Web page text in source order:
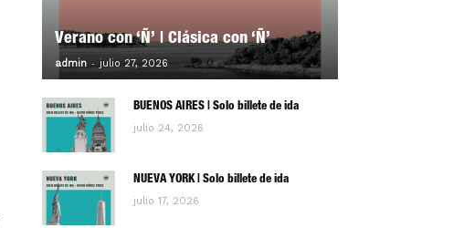
Verano con ‘Ñ’ | Clásica con ‘Ñ’
admin - julio 27, 2026 0
BUENOS AIRES | Solo billete de ida
julio 24, 2026
NUEVA YORK | Solo billete de ida
julio 17, 2026